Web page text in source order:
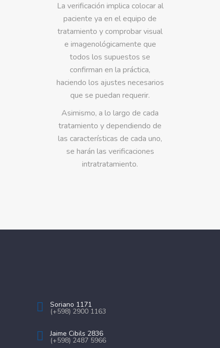
La verificación implica colocar al
paciente ya en el equipo de
tratamiento y comprobar visual
e imagenológicamente que
todos los supuestos se
confirman en la práctica,
haciendo los ajustes necesarios
que se puedan requerir.
Asimismo, a lo largo de cada
tratamiento y dependiendo de
las características de cada uno,
se harán las verificaciones
intratratamiento.
Soriano 1171
(+598) 2900 1163
Jaime Cibils 2836
(+598) 2487 5966